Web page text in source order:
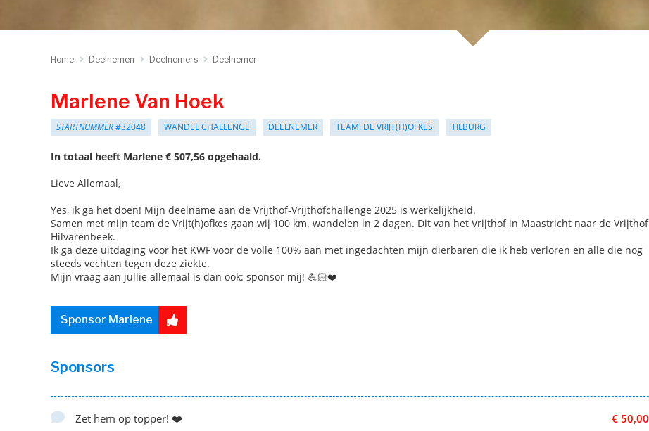
Home Deelnemen Deelnemers Deelnemer
Marlene Van Hoek
STARTNUMMER#32048 WANDEL CHALLENGE DEELNEMER TEAM: DE VRIJT(H)OFKES TILBURG
In totaal heeft Marlene € 507,56 opgehaald.
Lieve Allemaal,
Yes, ik ga het doen! Mijn deelname aan de Vrijthof-Vrijthofchallenge 2025 is werkelijkheid.
Samen met mijn team de Vrijt(h)ofkes gaan wij 100 km. wandelen in 2 dagen. Dit van het Vrijthof in Maastricht naar de Vrijthof
Hilvarenbeek.
Ik ga deze uitdaging voor het KWF voor de volle 100% aan met ingedachten mijn dierbaren die ik heb verloren en alle die nog
steeds vechten tegen deze ziekte.
Mijn vraag aan jullie allemaal is dan ook: sponsor mij! 💪🏻❤️
Sponsor Marlene
Sponsors
€ 50,00
Zet hem op topper! ❤️